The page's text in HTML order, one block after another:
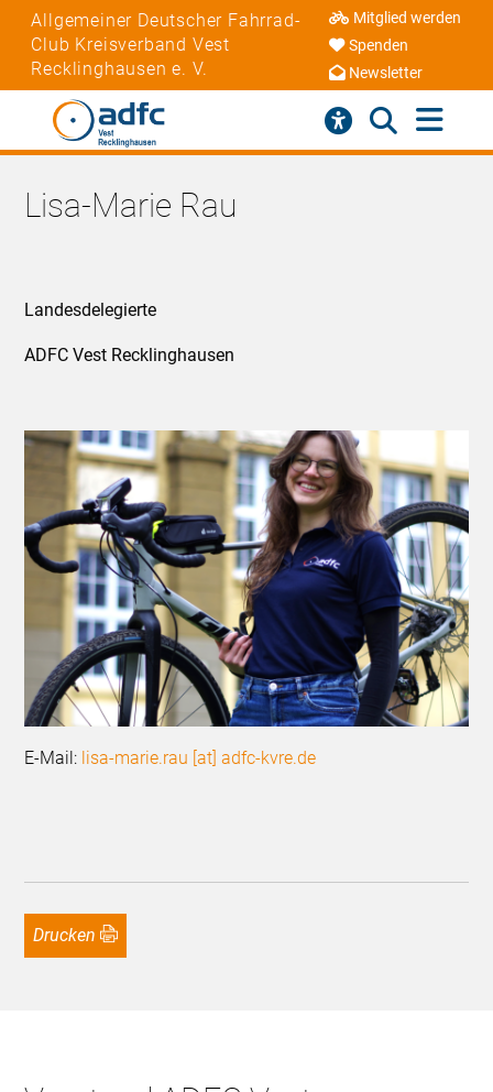
Allgemeiner Deutscher Fahrrad-
Club Kreisverband Vest
Recklinghausen e. V.
Mitglied werden
Spenden
Newsletter
Lisa-Marie Rau
Landesdelegierte
ADFC Vest Recklinghausen
E-Mail: lisa-marie.rau [at] adfc-kvre.de
Drucken